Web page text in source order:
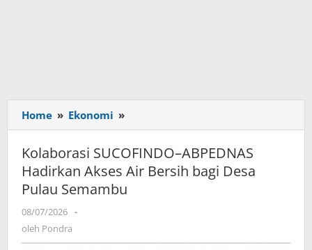
Home » Ekonomi »
SUCOFINDO–
ABPEDNAS
Hadirkan
Akses
Kolaborasi SUCOFINDO–ABPEDNAS
Hadirkan Akses Air Bersih bagi Desa
Pulau Semambu
08/07/2026 oleh
-
oleh Pondra